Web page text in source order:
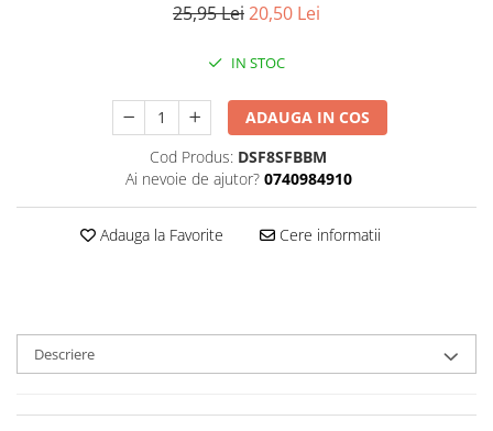
Publicistica / Reportaje / Interviuri
Sociologie si filozofie
25,95 Lei20,50 Lei
IN STOC
ADAUGA IN COS
Cod Produs: DSF8SFBBM
Ai nevoie de ajutor? 0740984910
Adauga la Favorite Cere informatii
Descriere